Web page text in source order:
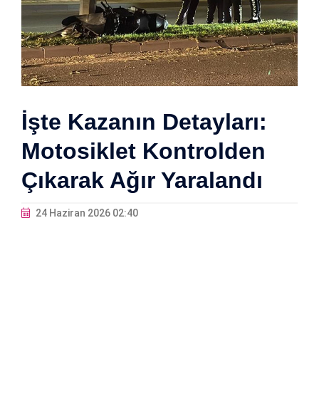
İşte Kazanın Detayları:
Motosiklet Kontrolden
Çıkarak Ağır Yaralandı
24 Haziran 2026 02:40